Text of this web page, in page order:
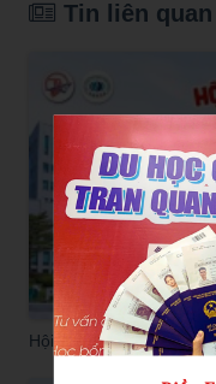
Tin liên quan
Hội thảo du học Hàn